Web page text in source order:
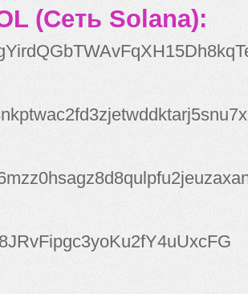
(Сеть Solana):